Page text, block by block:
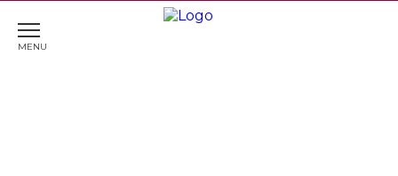
Home Tavola & Cucina> Stampo a cuore – Giallo
vaniglia